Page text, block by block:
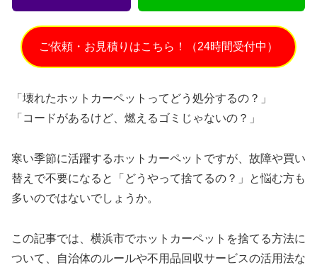
ご依頼・お見積りはこちら！（24時間受付中）
「壊れたホットカーペットってどう処分するの？」
「コードがあるけど、燃えるゴミじゃないの？」
寒い季節に活躍するホットカーペットですが、故障や買い
替えで不要になると「どうやって捨てるの？」と悩む方も
多いのではないでしょうか。
この記事では、横浜市でホットカーペットを捨てる方法に
ついて、自治体のルールや不用品回収サービスの活用法な